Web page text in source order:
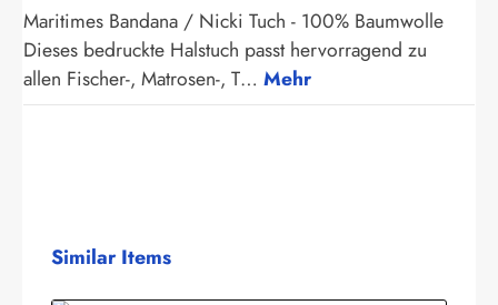
Maritimes Bandana / Nicki Tuch - 100% Baumwolle
Dieses bedruckte Halstuch passt hervorragend zu
allen Fischer-, Matrosen-, T… Mehr
Produktgalerie überspringen
Similar Items